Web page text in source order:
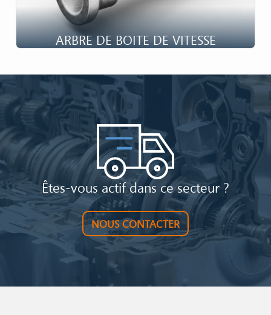
ARBRE DE BOITE DE VITESSE
Êtes-vous actif dans ce secteur ?
NOUS CONTACTER